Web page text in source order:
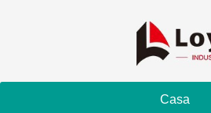
Casa